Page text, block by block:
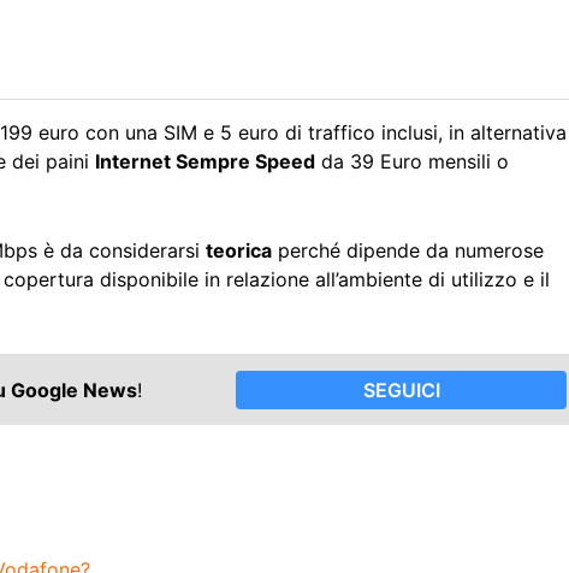
euro con una SIM e 5 euro di traffico inclusi, in alternativa
dei paini Internet Sempre Speed da 39 Euro mensili o
è da considerarsi teorica perché dipende da numerose
disponibile in relazione all’ambiente di utilizzo e il
Google News! SEGUICI